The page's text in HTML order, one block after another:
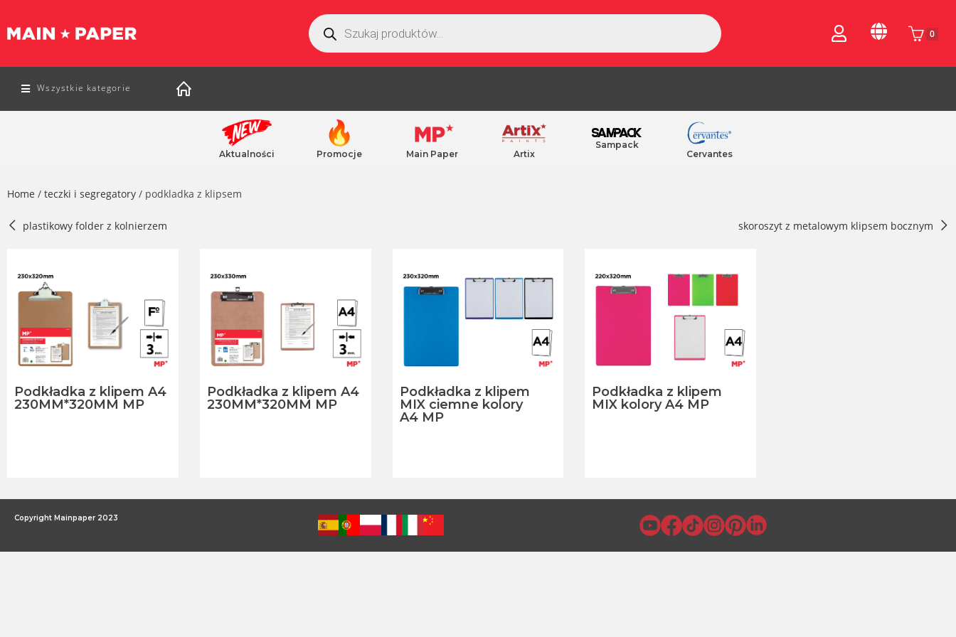
0
Wszystkie kategorie
Aktualności Promocje Main Paper Artix
Sampack
Cervantes
Home / teczki i segregatory / podkladka z klipsem
plastikowy folder z kolnierzem skoroszyt z metalowym klipsem bocznym
Podkładka z klipem A4
230MM*320MM MP
Podkładka z klipem A4
230MM*320MM MP
Podkładka z klipem
MIX ciemne kolory
A4 MP
Podkładka z klipem
MIX kolory A4 MP
Copyright Mainpaper 2023